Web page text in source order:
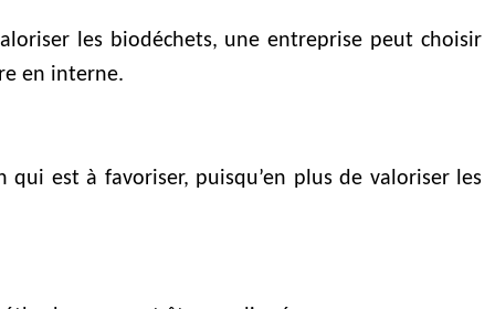
les biodéchets, une entreprise peut choisir
en interne.
est à favoriser, puisqu’en plus de valoriser les